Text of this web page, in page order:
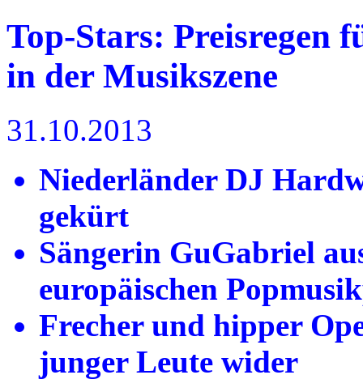
Top-Stars: Preisregen
in der Musikszene
31.10.2013
Niederländer DJ
gekürt
Sängerin GuGabriel
europäischen
Frecher und hipper
junger Leute wider